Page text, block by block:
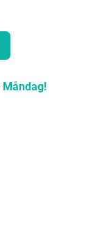
Måndag!